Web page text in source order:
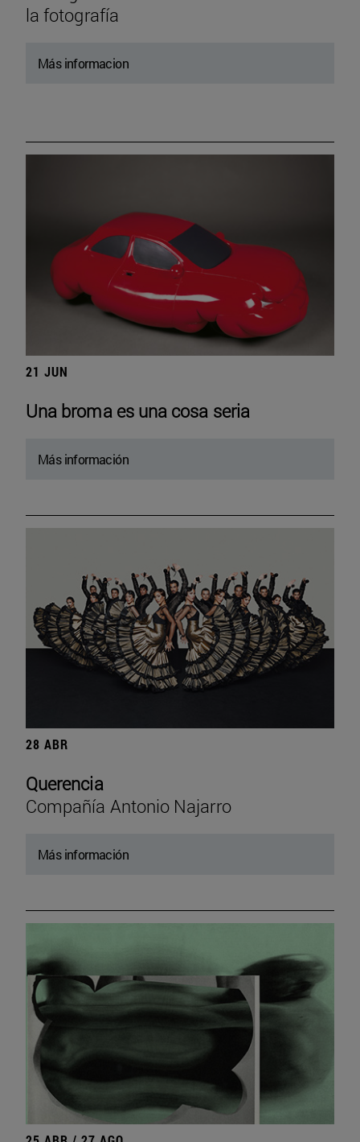
la fotografía
Más informacion
21 JUN
Una broma es una cosa seria
Más información
28 ABR
Querencia
Compañía Antonio Najarro
Más información